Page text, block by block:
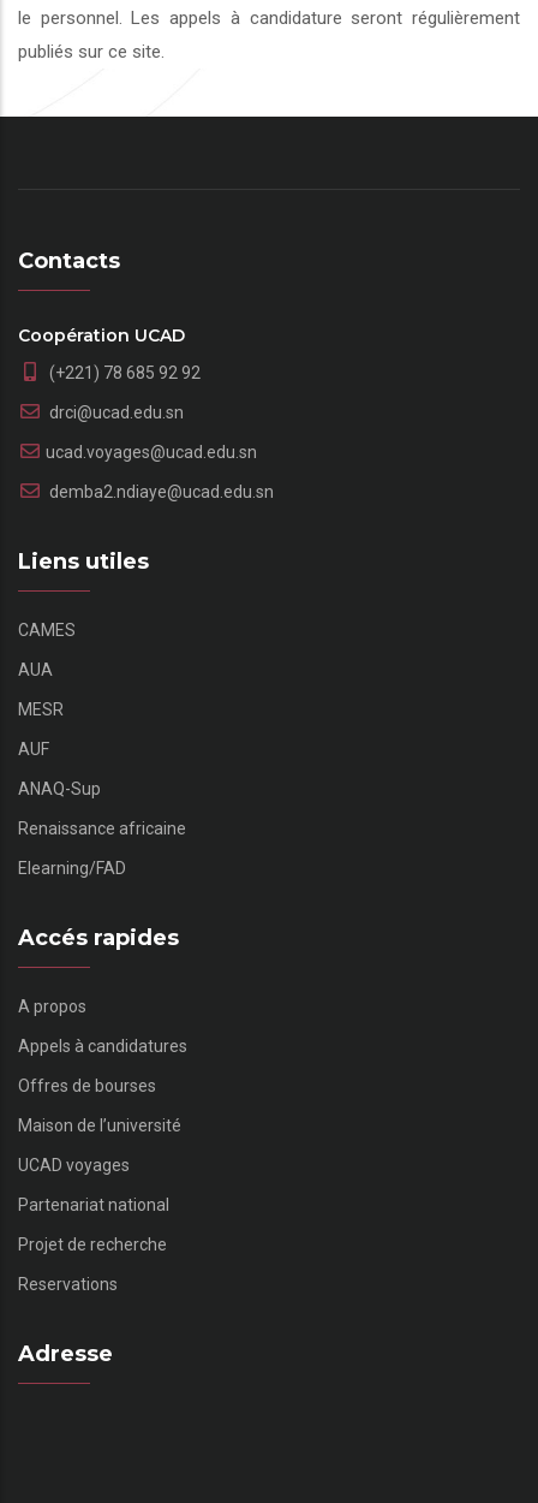
le personnel. Les appels à candidature seront régulièrement
publiés sur ce site.
Contacts
Coopération UCAD
(+221) 78 685 92 92
drci@ucad.edu.sn
ucad.voyages@ucad.edu.sn
demba2.ndiaye@ucad.edu.sn
Liens utiles
CAMES
AUA
MESR
AUF
ANAQ-Sup
Renaissance africaine
Elearning/FAD
Accés rapides
A propos
Appels à candidatures
Offres de bourses
Maison de l’université
UCAD voyages
Partenariat national
Projet de recherche
Reservations
Adresse